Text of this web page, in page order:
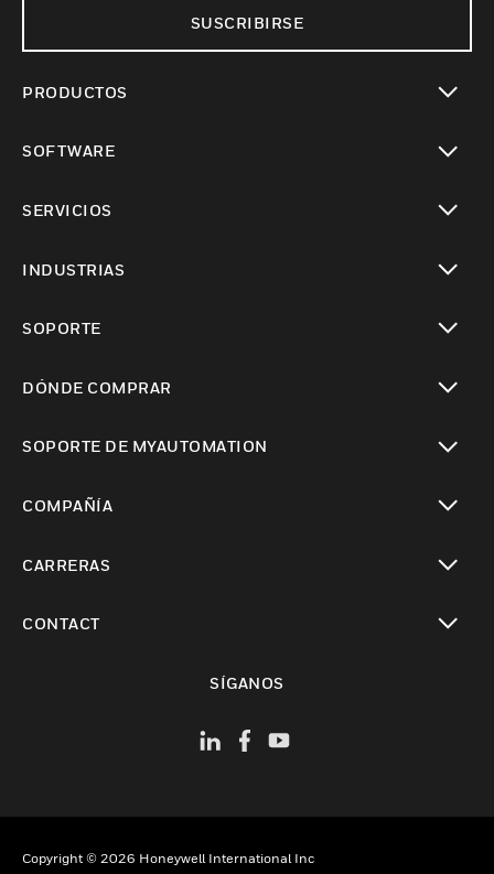
SUSCRIBIRSE
PRODUCTOS
SOFTWARE
SERVICIOS
INDUSTRIAS
SOPORTE
DÓNDE COMPRAR
SOPORTE DE MYAUTOMATION
COMPAÑÍA
CARRERAS
CONTACT
SÍGANOS
Copyright © 2026 Honeywell International Inc